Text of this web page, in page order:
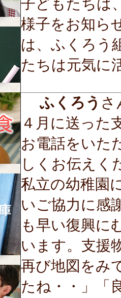
子どもたちは
様子をお知ら
は、ふくろう
たちは元気に
ふくろう さ
４月に送った
お電話をいた
しくお伝えく
私立の幼稚園
いご協力に感
も早い復興に
います。支援
再び地図をみ
たね・・」「